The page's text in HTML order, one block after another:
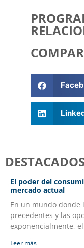
El poder del
mercado actual
En un mundo donde
precedentes y las
exponencialmente,
Leer más